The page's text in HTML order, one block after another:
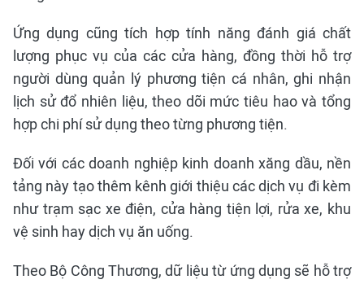
Ứng dụng cũng tích hợp tính năng đánh giá chất
lượng phục vụ của các cửa hàng, đồng thời hỗ trợ
người dùng quản lý phương tiện cá nhân, ghi nhận
lịch sử đổ nhiên liệu, theo dõi mức tiêu hao và tổng
hợp chi phí sử dụng theo từng phương tiện.
Đối với các doanh nghiệp kinh doanh xăng dầu, nền
tảng này tạo thêm kênh giới thiệu các dịch vụ đi kèm
như trạm sạc xe điện, cửa hàng tiện lợi, rửa xe, khu
vệ sinh hay dịch vụ ăn uống.
Theo Bộ Công Thương, dữ liệu từ ứng dụng sẽ hỗ trợ